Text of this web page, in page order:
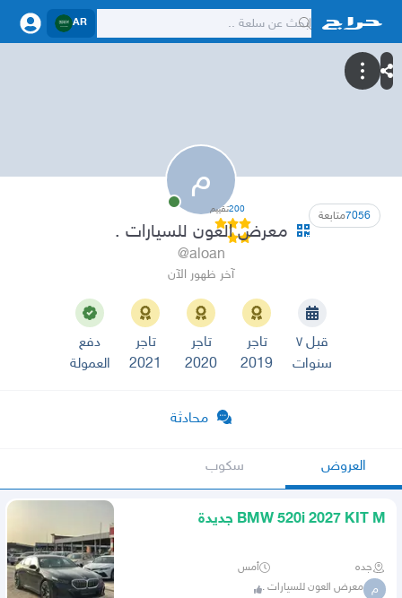
AR
م
7056متابعة 200تقييم
معرض العون للسيارات .
@aloan
آخر ظهور الآن
قبل ٧
سنوات
تاجر
2019
تاجر
2020
تاجر
2021
دفع
العمولة
محادثة
العروض سكوب
BMW 520i 2027 KIT M جديدة
جده أمس
م معرض العون للسيارات .